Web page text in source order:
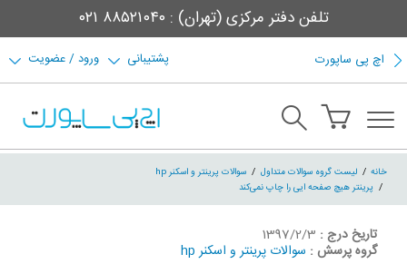
تلفن دفتر مرکزی (تهران) : ۸۸۵۲۱۰۴۰ ۰۲۱
اچ پی ساپورت ورود / عضویت پشتیبانی
خانه لیست گروه سوالات متداول
سوالات پرینتر و اسکنر hp
پرینتر هیچ صفحه ایی را چاپ نمی‌کند
تاریخ درج : 1397/2/3
گروه پرسش : سوالات پرینتر و اسکنر hp